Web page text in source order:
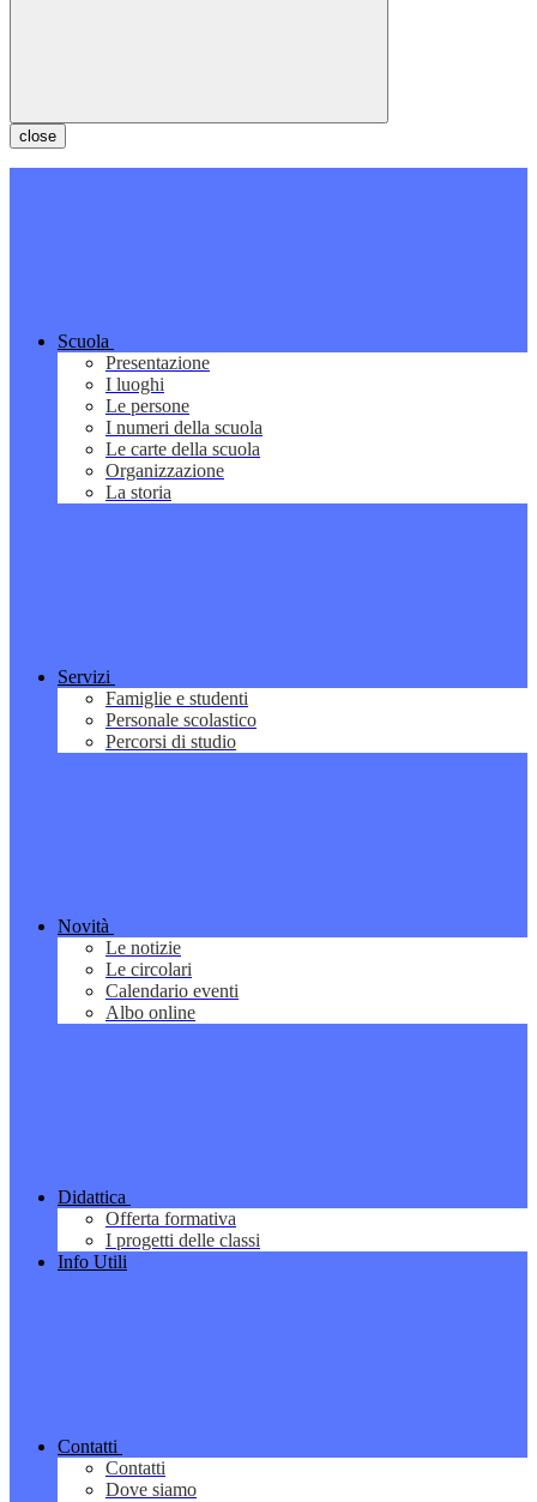
close
Scuola
Presentazione
I luoghi
Le persone
I numeri della scuola
Le carte della scuola
Organizzazione
La storia
Servizi
Famiglie e studenti
Personale scolastico
Percorsi di studio
Novità
Le notizie
Le circolari
Calendario eventi
Albo online
Didattica
Offerta formativa
I progetti delle classi
Info Utili
Contatti
Contatti
Dove siamo